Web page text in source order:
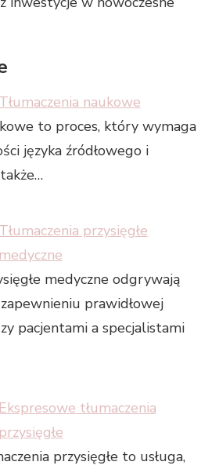
Tłumaczenia naukowe
to proces, który wymaga
języka źródłowego i
Tłumaczenia przysięgłe
medyczne
medyczne odgrywają
prawidłowej
pacjentami a specjalistami
Ekspresowe tłumaczenia
przysięgłe
przysięgłe to usługa,